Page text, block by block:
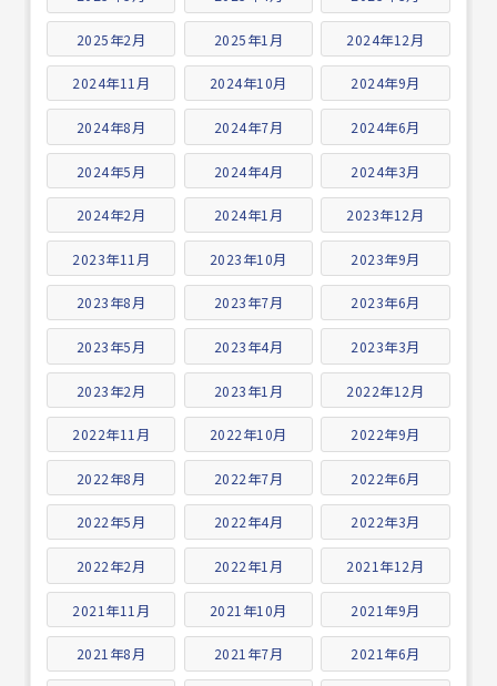
2025年2月 2025年1月 2024年12月
2024年11月 2024年10月 2024年9月
2024年8月 2024年7月 2024年6月
2024年5月 2024年4月 2024年3月
2024年2月 2024年1月 2023年12月
2023年11月 2023年10月 2023年9月
2023年8月 2023年7月 2023年6月
2023年5月 2023年4月 2023年3月
2023年2月 2023年1月 2022年12月
2022年11月 2022年10月 2022年9月
2022年8月 2022年7月 2022年6月
2022年5月 2022年4月 2022年3月
2022年2月 2022年1月 2021年12月
2021年11月 2021年10月 2021年9月
2021年8月 2021年7月 2021年6月